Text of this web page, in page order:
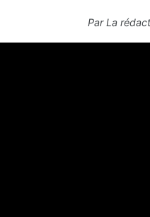
ParLa